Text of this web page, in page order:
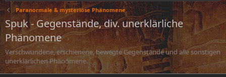
Paranormale & mysteriöse Phänomene
Spuk - Gegenstände, div. unerklärliche
Phänomene
Verschwundene, erschienene, bewegte Gegenstände und alle sonstigen
unerklärlichen Phänomene.